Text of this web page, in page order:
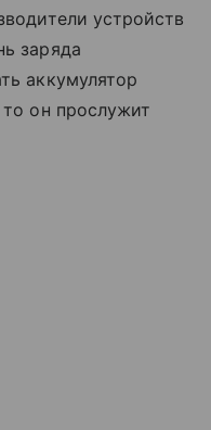
устройств
заряда
аккумулятор
он прослужит